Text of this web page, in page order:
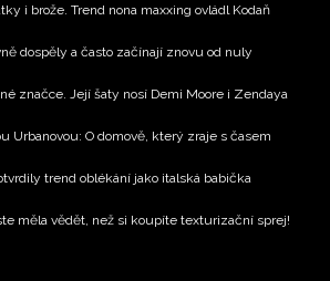
i brože. Trend nona maxxing ovládl Kodaň
dospěly a často začínají znovu od nuly
značce. Její šaty nosí Demi Moore i Zendaya
Urbanovou: O domově, který zraje s časem
trend oblékání jako italská babička
měla vědět, než si koupíte texturizační sprej!